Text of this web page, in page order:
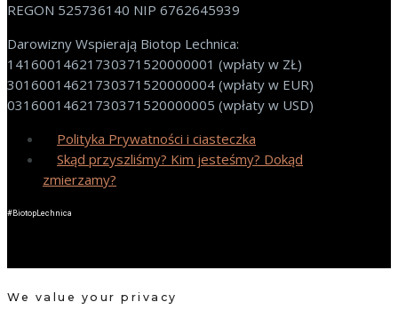
REGON 525736140 NIP 6762645939
Darowizny Wspierają Biotop Lechnica:
14160014621730371520000001 (wpłaty w ZŁ)
30160014621730371520000004 (wpłaty w EUR)
03160014621730371520000005 (wpłaty w USD)
Polityka Prywatności i ciasteczka
Skąd przyszliśmy? Kim jesteśmy? Dokąd
zmierzamy?
#BiotopLechnica
We value your privacy